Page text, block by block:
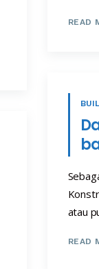
READ
atau
READ